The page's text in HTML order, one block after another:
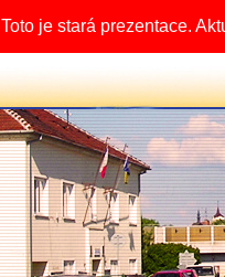
Toto je stará prezentace.